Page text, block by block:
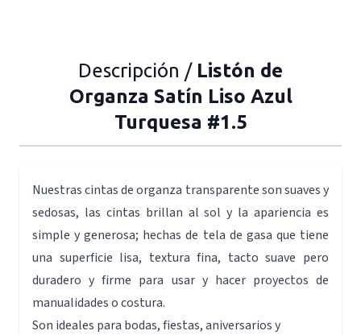
Descripción / Listón de
Organza Satín Liso Azul
Turquesa #1.5
Nuestras cintas de organza transparente son suaves y
sedosas, las cintas brillan al sol y la apariencia es
simple y generosa; hechas de tela de gasa que tiene
una superficie lisa, textura fina, tacto suave pero
duradero y firme para usar y hacer proyectos de
manualidades o costura.
Son ideales para bodas, fiestas, aniversarios y